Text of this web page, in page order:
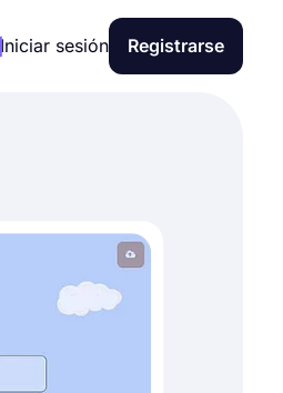
Iniciar sesión Registrarse